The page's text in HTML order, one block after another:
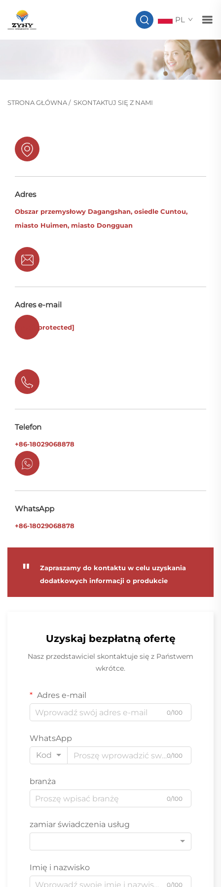
PL
STRONA GŁÓWNA/ SKONTAKTUJ SIĘ Z NAMI
Adres
Obszar przemysłowy Dagangshan, osiedle Cuntou,
miasto Huimen, miasto Dongguan
Adres e-mail
[email protected]
Telefon
+86-18029068878
WhatsApp
+86-18029068878
"
Zapraszamy do kontaktu w celu uzyskania
dodatkowych informacji o produkcie
Uzyskaj bezpłatną ofertę
Nasz przedstawiciel skontaktuje się z Państwem
wkrótce.
Adres e-mail
0/100
WhatsApp
Kod
0/100
branża
0/100
zamiar świadczenia usług
Imię i nazwisko
0/100